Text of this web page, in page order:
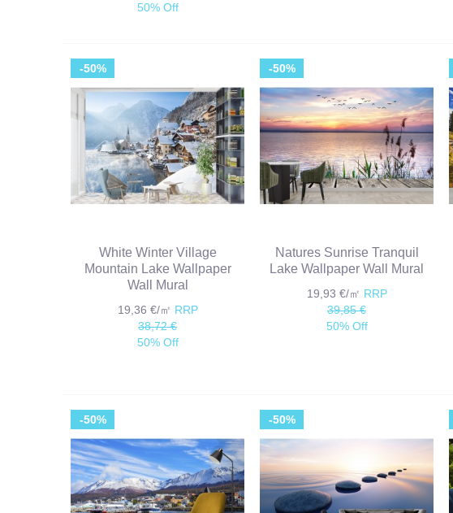
50% Off
-50%
White Winter Village
Mountain Lake Wallpaper
Wall Mural
19,36 €/㎡ RRP
38,72 €
50% Off
-50%
Natures Sunrise Tranquil
Lake Wallpaper Wall Mural
19,93 €/㎡ RRP
39,85 €
50% Off
-50% -50%